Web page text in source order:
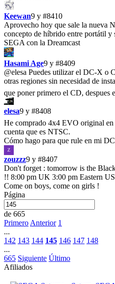
Keewan9 y #8410
Aprovecho hoy que sale la nueva
concepto de híbrido entre portátil y
SEGA con la Dreamcast
Hasami Age9 y #8409
@elesa Puedes utilizar el DC-X o
otras regiones sin necesidad de
que poner primero el CD, despues
elesa9 y #8408
He comprado 4x4 EVO original en
cuenta que es NTSC.
Cómo hago para que rule en mi
Z
zouzzz9 y #8407
Don't forget : tomorrow is the
!! 8:00 pm UK 3:00 pm Eastern
Come on boys, come on girls !
Página
de 665
Primero Anterior 1
...
142 143 144 145 146 147 148
...
665 Siguiente Último
Afiliados